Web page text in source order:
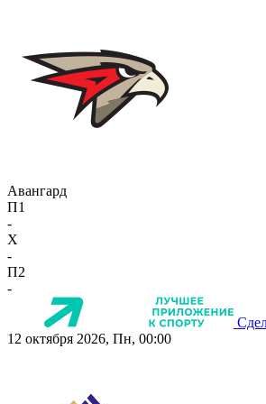
Авангард
П1
-
X
-
П2
-
12 октября 2026, Пн, 00:00